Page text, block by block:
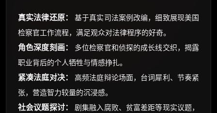
真实法律还原：
基于真实司法案例改编，细致展现美国
检察官工作流程，满足观众对法律程序的好奇。
角色深度刻画：
多位检察官和侦探的成长线交织，揭露
职业背后的个人牺牲与情感挣扎。
紧凑法庭对决：
高频法庭辩论场面，台词犀利、节奏紧
张，营造智力较量的沉浸感。
社会议题探讨：
剧集融入腐败、贫富差距等现实议题，